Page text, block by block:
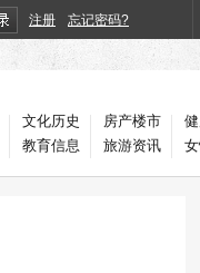
注册 忘记密码?
文化历史
教育信息
房产楼市
旅游资讯